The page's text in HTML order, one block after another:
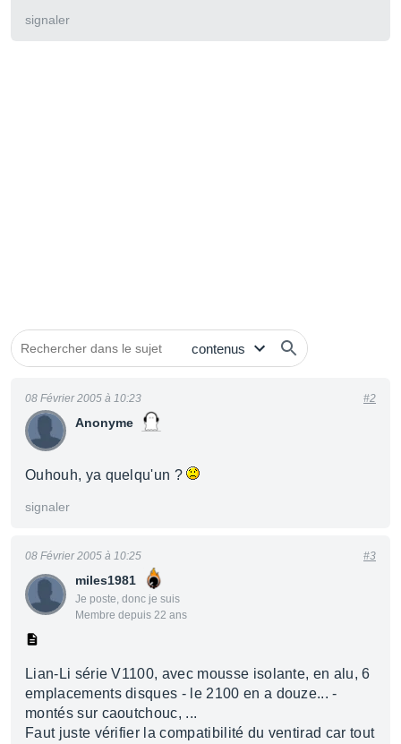
signaler
Anonyme
08 Février 2005 à 10:23 #2
Ouhouh, ya quelqu'un ?
signaler
miles1981
Je poste, donc je suis
Membre depuis 22 ans
08 Février 2005 à 10:25 #3
Lian-Li série V1100, avec mousse isolante, en alu, 6
emplacements disques - le 2100 en a douze... -
montés sur caoutchouc, ...
Faut juste vérifier la compatibilité du ventirad car tout